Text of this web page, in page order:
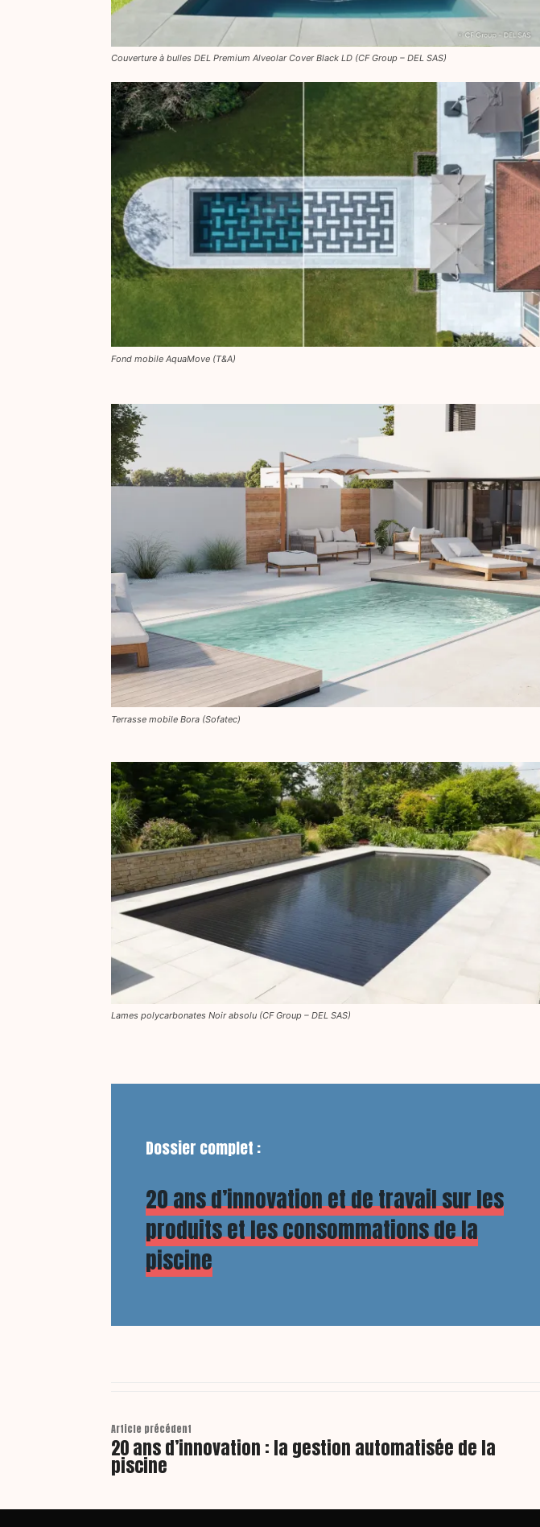
Couverture à bulles DEL Premium Alveolar Cover Black LD (CF Group – DEL SAS)
Fond mobile AquaMove (T&A)
Terrasse mobile Bora (Sofatec)
Lames polycarbonates Noir absolu (CF Group – DEL SAS)
Dossier complet :
20 ans d’innovation et de travail sur les
produits et les consommations de la
piscine
Article précédent
20 ans d’innovation : la gestion automatisée de la
piscine